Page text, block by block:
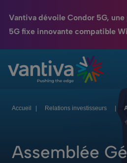
Vantiva dévoile Condor 5G, une
5G fixe innovante compatible
Passer au contenu principal
Maison Connectée
HomeSight
Nos Engagements
Accueil Relations investisseurs
Assemblée